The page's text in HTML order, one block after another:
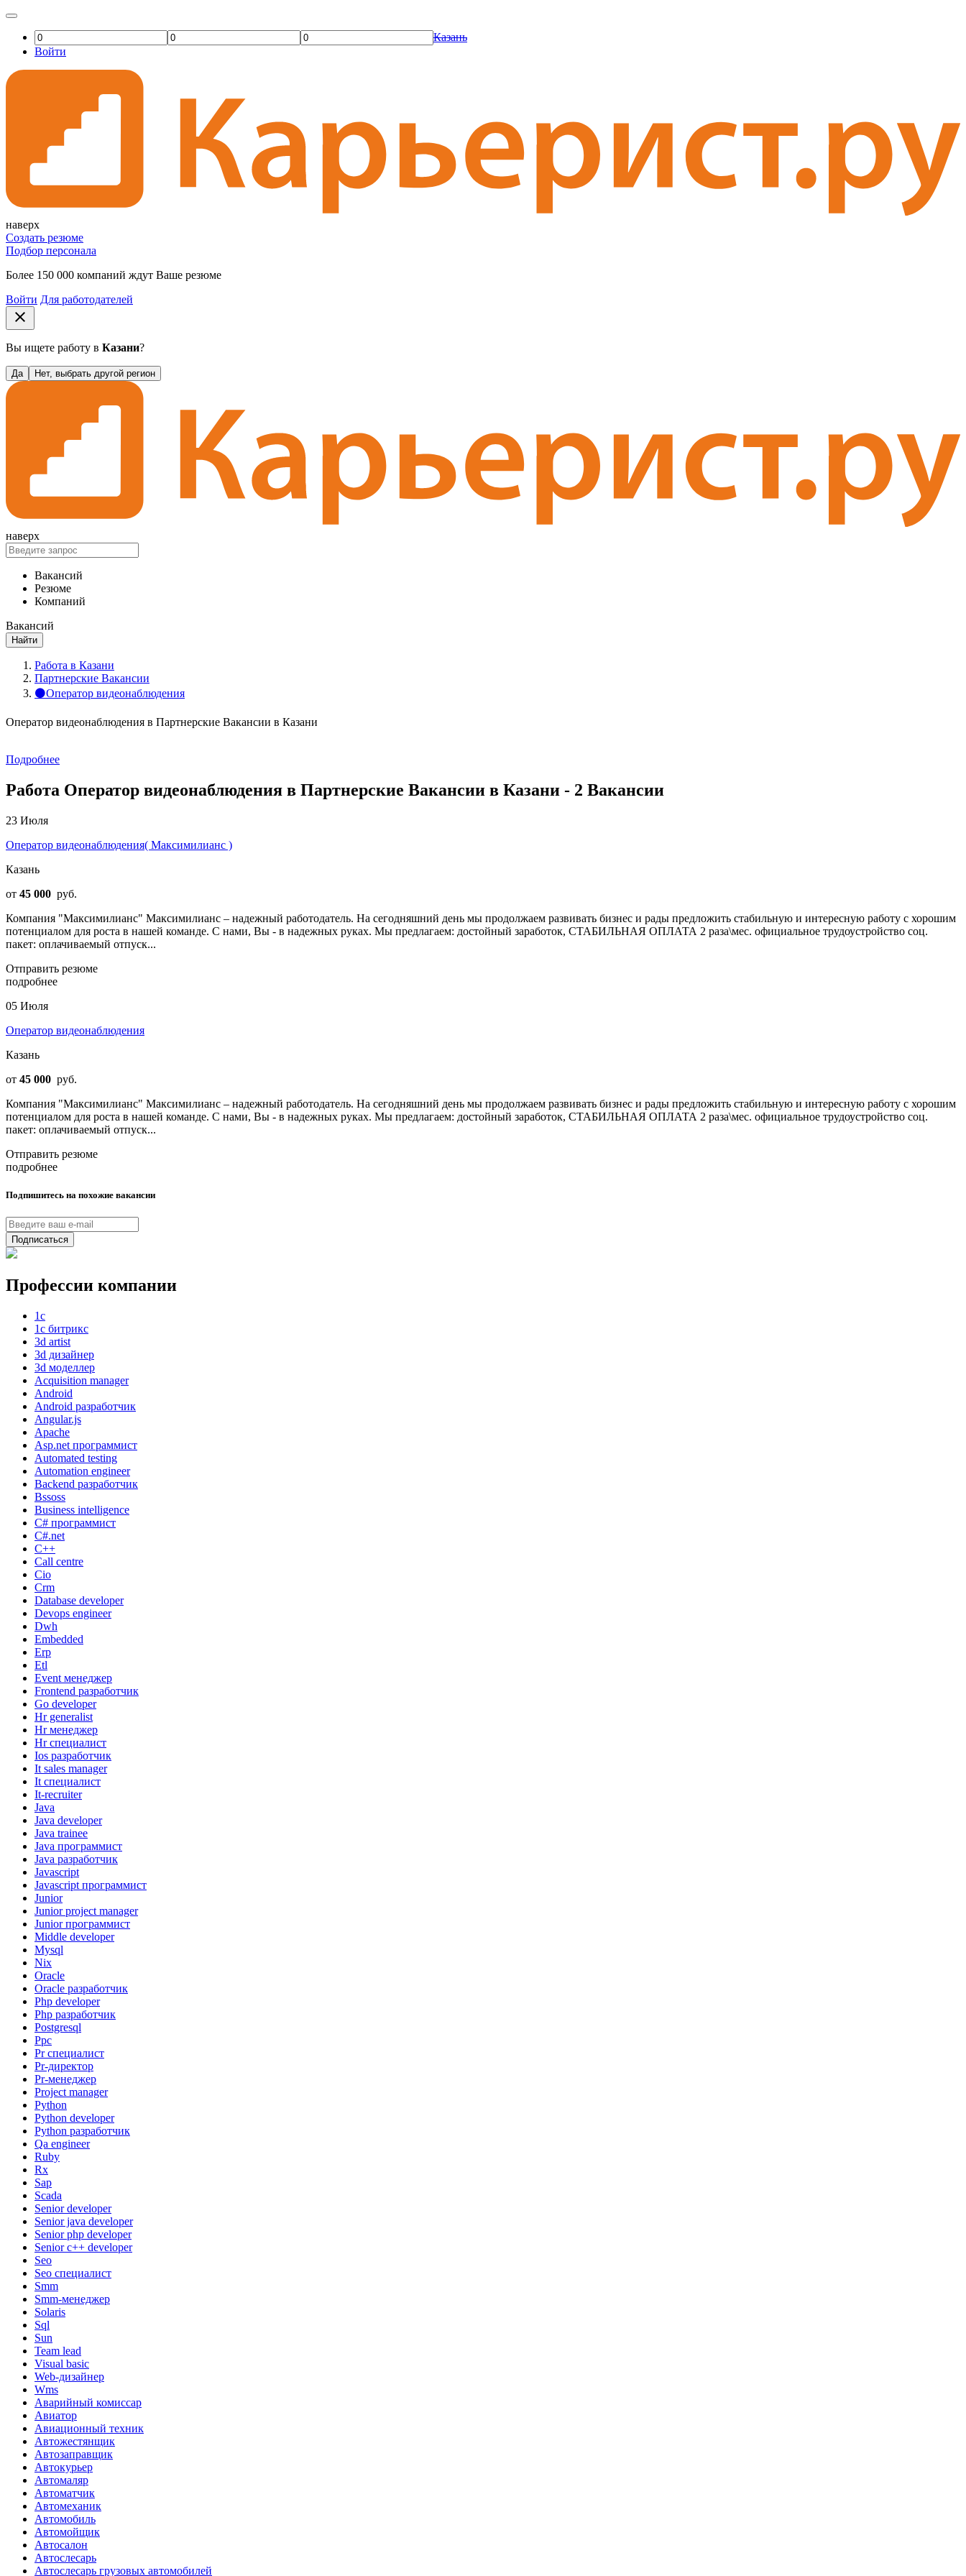
Казань
Войти
наверх
Создать резюме
Подбор персонала
Более 150 000 компаний ждут Ваше резюме
Войти Для работодателей
close
Вы ищете работу в Казани?
Да Нет, выбрать другой регион
наверх
Вакансий
Резюме
Компаний
Вакансий
Найти
Работа в Казани
Партнерские Вакансии
⚫Оператор видеонаблюдения
Оператор видеонаблюдения в Партнерские Вакансии в Казани
Подробнее
Работа Оператор видеонаблюдения в Партнерские Вакансии в Казани - 2 Вакансии
23 Июля
Оператор видеонаблюдения( Максимилианс )
Казань
от 45 000 руб.
Компания "Максимилианс" Максимилианс – надежный работодатель. На сегодняшний день мы продолжаем развивать бизнес и рады предложить стабильную и интересную работу с хорошим
потенциалом для роста в нашей команде. С нами, Вы - в надежных руках. Мы предлагаем: достойный заработок, СТАБИЛЬНАЯ ОПЛАТА 2 раза\мес. официальное трудоустройство соц.
пакет: оплачиваемый отпуск...
Отправить резюме
подробнее
05 Июля
Оператор видеонаблюдения
Казань
от 45 000 руб.
Компания "Максимилианс" Максимилианс – надежный работодатель. На сегодняшний день мы продолжаем развивать бизнес и рады предложить стабильную и интересную работу с хорошим
потенциалом для роста в нашей команде. С нами, Вы - в надежных руках. Мы предлагаем: достойный заработок, СТАБИЛЬНАЯ ОПЛАТА 2 раза\мес. официальное трудоустройство соц.
пакет: оплачиваемый отпуск...
Отправить резюме
подробнее
Подпишитесь на похожие вакансии
Подписаться
Профессии компании
1с
1с битрикс
3d artist
3d дизайнер
3d моделлер
Acquisition manager
Android
Android разработчик
Angular.js
Apache
Asp.net программист
Automated testing
Automation engineer
Backend разработчик
Bssoss
Business intelligence
C# программист
C#.net
C++
Call centre
Cio
Crm
Database developer
Devops engineer
Dwh
Embedded
Erp
Etl
Event менеджер
Frontend разработчик
Go developer
Hr generalist
Hr менеджер
Hr специалист
Ios разработчик
It sales manager
It специалист
It-recruiter
Java
Java developer
Java trainee
Java программист
Java разработчик
Javascript
Javascript программист
Junior
Junior project manager
Junior программист
Middle developer
Mysql
Nix
Oracle
Oracle разработчик
Php developer
Php разработчик
Postgresql
Ppc
Pr специалист
Pr-директор
Pr-менеджер
Project manager
Python
Python developer
Python разработчик
Qa engineer
Ruby
Rx
Sap
Scada
Senior developer
Senior java developer
Senior php developer
Senior с++ developer
Seo
Seo специалист
Smm
Smm-менеджер
Solaris
Sql
Sun
Team lead
Visual basic
Web-дизайнер
Wms
Аварийный комиссар
Авиатор
Авиационный техник
Автожестянщик
Автозаправщик
Автокурьер
Автомаляр
Автоматчик
Автомеханик
Автомобиль
Автомойщик
Автосалон
Автослесарь
Автослесарь грузовых автомобилей